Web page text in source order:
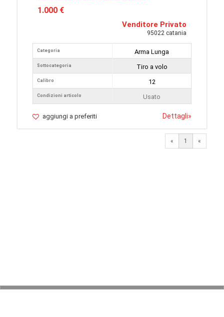
1.000 €
Venditore Privato
95022 catania
Categoria
Sottocategoria
Calibro
Condizioni articolo
Arma Lunga
Tiro a volo
12
Usato
aggiungi a preferiti Dettagli»
« 1 «